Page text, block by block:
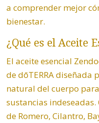
a comprender mejor
bienestar.
¿Qué es el Aceite
El aceite esencial
de dōTERRA diseñada
natural del cuerpo
sustancias indeseadas.
de Romero, Cilantro,